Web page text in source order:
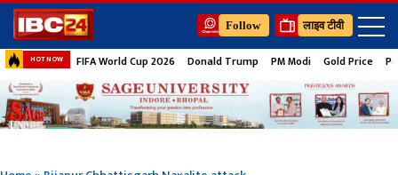
Follow लाइव टीवी
HOT NOW FIFA World Cup 2026 Donald Trump PM Modi Gold Price